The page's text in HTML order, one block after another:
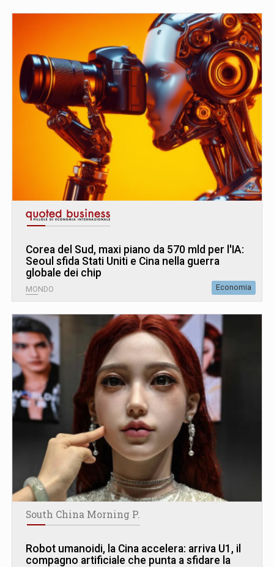
Corea del Sud, maxi piano da 570 mld per l'IA:
Seoul sfida Stati Uniti e Cina nella guerra
globale dei chip
MONDO Economia
South China Morning P.
Robot umanoidi, la Cina accelera: arriva U1, il
compagno artificiale che punta a sfidare la